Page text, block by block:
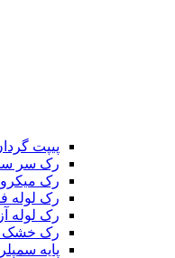
پیپت
رک سر
رک
رک لوله
رک لوله
رک خشک
پایه سمپلر